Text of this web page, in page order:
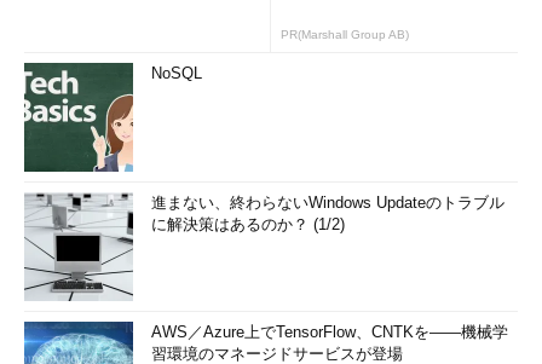
PR(Marshall Group AB)
NoSQL
進まない、終わらないWindows Updateのトラブル
に解決策はあるのか？ (1/2)
AWS／Azure上でTensorFlow、CNTKを――機械学
習環境のマネージドサービスが登場